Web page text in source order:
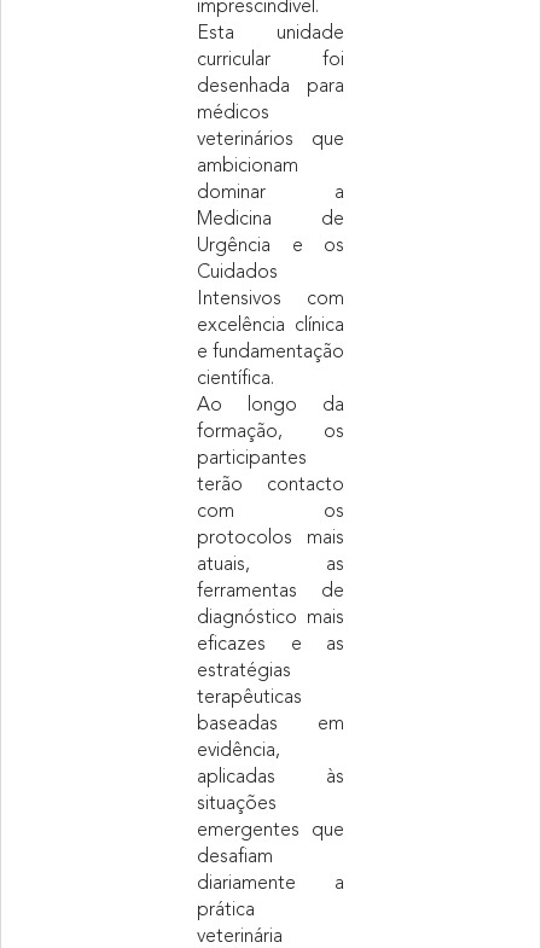
imprescindível.
Esta unidade
curricular foi
desenhada para
médicos
veterinários que
ambicionam
dominar a
Medicina de
Urgência e os
Cuidados
Intensivos com
excelência clínica
e fundamentação
científica.
Ao longo da
formação, os
participantes
terão contacto
com os
protocolos mais
atuais, as
ferramentas de
diagnóstico mais
eficazes e as
estratégias
terapêuticas
baseadas em
evidência,
aplicadas às
situações
emergentes que
desafiam
diariamente a
prática
veterinária